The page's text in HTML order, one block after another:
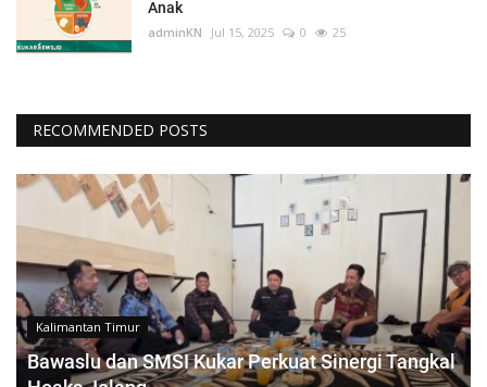
Anak
adminKN Jul 15, 2025 0 25
RECOMMENDED POSTS
Kalimantan Timur
Bawaslu dan SMSI Kukar Perkuat Sinergi Tangkal